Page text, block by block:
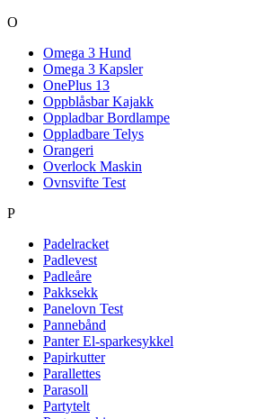
O
Omega 3 Hund
Omega 3 Kapsler
OnePlus 13
Oppblåsbar Kajakk
Oppladbar Bordlampe
Oppladbare Telys
Orangeri
Overlock Maskin
Ovnsvifte Test
P
Padelracket
Padlevest
Padleåre
Pakksekk
Panelovn Test
Pannebånd
Panter El-sparkesykkel
Papirkutter
Parallettes
Parasoll
Partytelt